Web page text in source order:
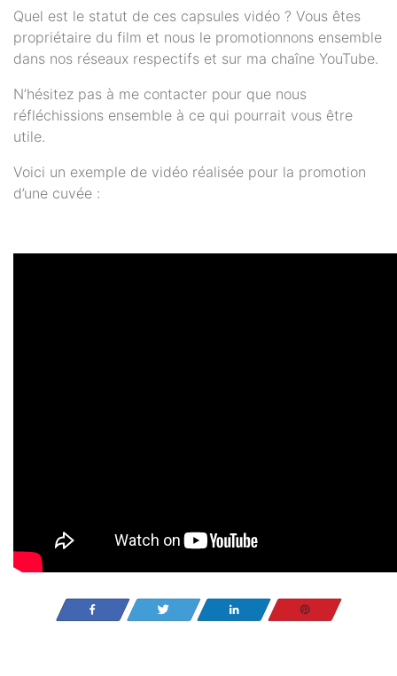
Quel est le statut de ces capsules vidéo ? Vous êtes
propriétaire du film et nous le promotionnons ensemble
dans nos réseaux respectifs et sur ma chaîne YouTube.
N’hésitez pas à me contacter pour que nous
réfléchissions ensemble à ce qui pourrait vous être
utile.
Voici un exemple de vidéo réalisée pour la promotion
d’une cuvée :
Partagez Tweetez Partagez Enregistrer